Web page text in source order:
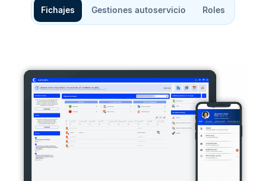
Fichajes Gestiones autoservicio Roles